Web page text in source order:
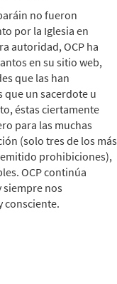
no fueron
por la Iglesia en
autoridad, OCP ha
en su sitio web,
que las han
que un sacerdote u
éstas ciertamente
para las muchas
(solo tres de los más
prohibiciones),
OCP continúa
siempre nos
consciente.